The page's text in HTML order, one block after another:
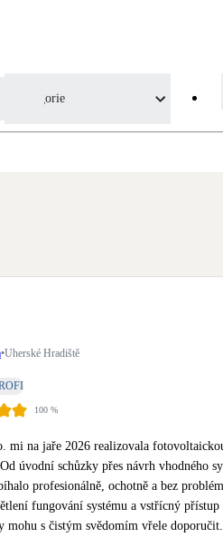
Kategorie
Solární termický systém
Okna / dveře
Rekuperace tepla odpadní
Šedá i černá odpadní voda
uživatele
•Uherské Hradiště
100 %
mi na jaře 2026 realizovala
úvodní schůzky přes návrh vhodného
profesionálně, ochotně a bez
fungování systému a vstřícný
s čistým svědomím vřele doporučit.